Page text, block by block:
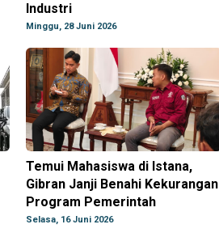
Industri
Minggu, 28 Juni 2026
Temui Mahasiswa di Istana,
Gibran Janji Benahi Kekurangan
Program Pemerintah
Selasa, 16 Juni 2026